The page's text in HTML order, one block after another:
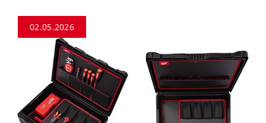
02.05.2026